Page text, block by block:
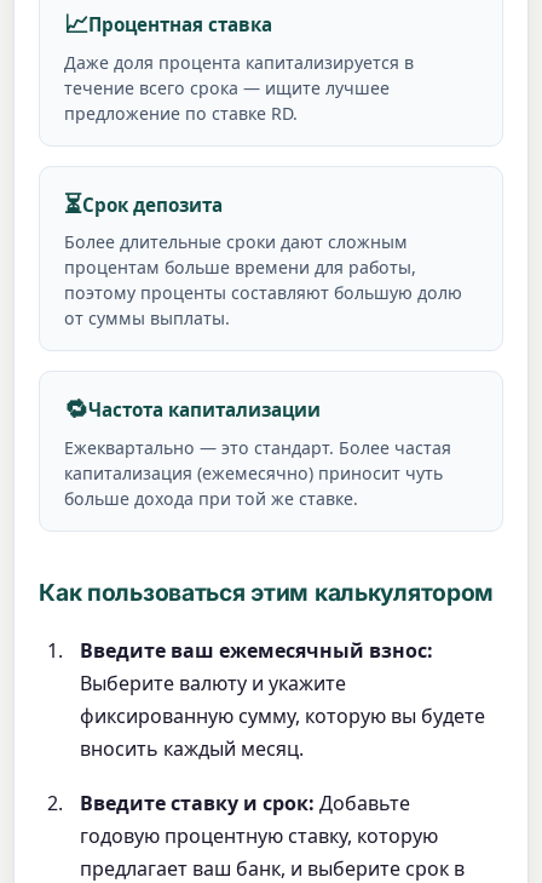
📈Процентная ставка
Даже доля процента капитализируется в
течение всего срока — ищите лучшее
предложение по ставке RD.
⏳Срок депозита
Более длительные сроки дают сложным
процентам больше времени для работы,
поэтому проценты составляют большую долю
от суммы выплаты.
🔁Частота капитализации
Ежеквартально — это стандарт. Более частая
капитализация (ежемесячно) приносит чуть
больше дохода при той же ставке.
Как пользоваться этим калькулятором
Введите ваш ежемесячный взнос:
Выберите валюту и укажите
фиксированную сумму, которую вы будете
вносить каждый месяц.
Введите ставку и срок: Добавьте
годовую процентную ставку, которую
предлагает ваш банк, и выберите срок в